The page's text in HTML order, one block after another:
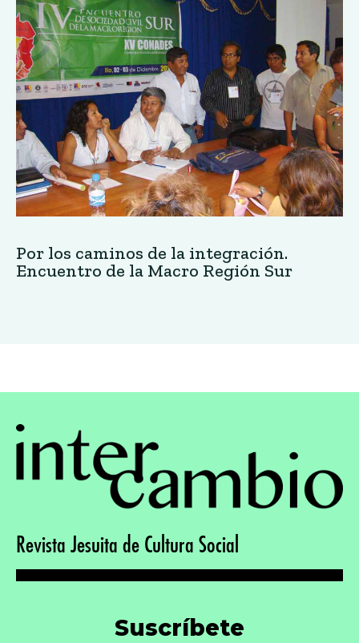
Por los caminos de la integración.
Encuentro de la Macro Región Sur
Revista Jesuita de Cultura Social
Suscríbete